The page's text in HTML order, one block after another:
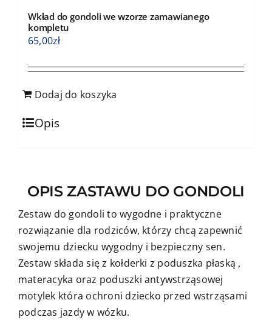
Wkład do gondoli we wzorze zamawianego
kompletu
65,00zł
Dodaj do koszyka
Opis
OPIS ZASTAWU DO GONDOLI
Zestaw do gondoli to wygodne i praktyczne
rozwiązanie dla rodziców, którzy chcą zapewnić
swojemu dziecku wygodny i bezpieczny sen.
Zestaw składa się z kołderki z poduszka płaską ,
materacyka oraz poduszki antywstrząsowej
motylek która ochroni dziecko przed wstrząsami
podczas jazdy w wózku.